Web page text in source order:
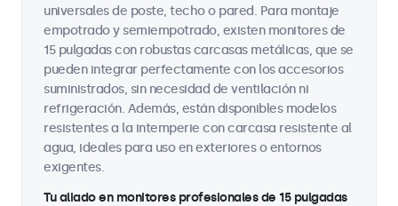
universales de poste, techo o pared. Para montaje
empotrado y semiempotrado, existen monitores de
15 pulgadas con robustas carcasas metálicas, que se
pueden integrar perfectamente con los accesorios
suministrados, sin necesidad de ventilación ni
refrigeración. Además, están disponibles modelos
resistentes a la intemperie con carcasa resistente al
agua, ideales para uso en exteriores o entornos
exigentes.
Tu aliado en monitores profesionales de 15 pulgadas